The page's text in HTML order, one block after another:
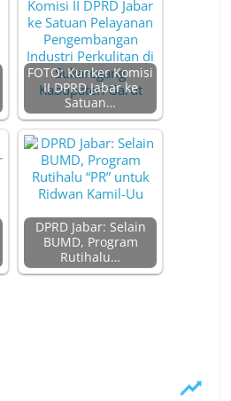
FOTO: Kunker Komisi
II DPRD Jabar ke
Satuan…
DPRD Jabar: Selain
BUMD, Program
Rutihalu…